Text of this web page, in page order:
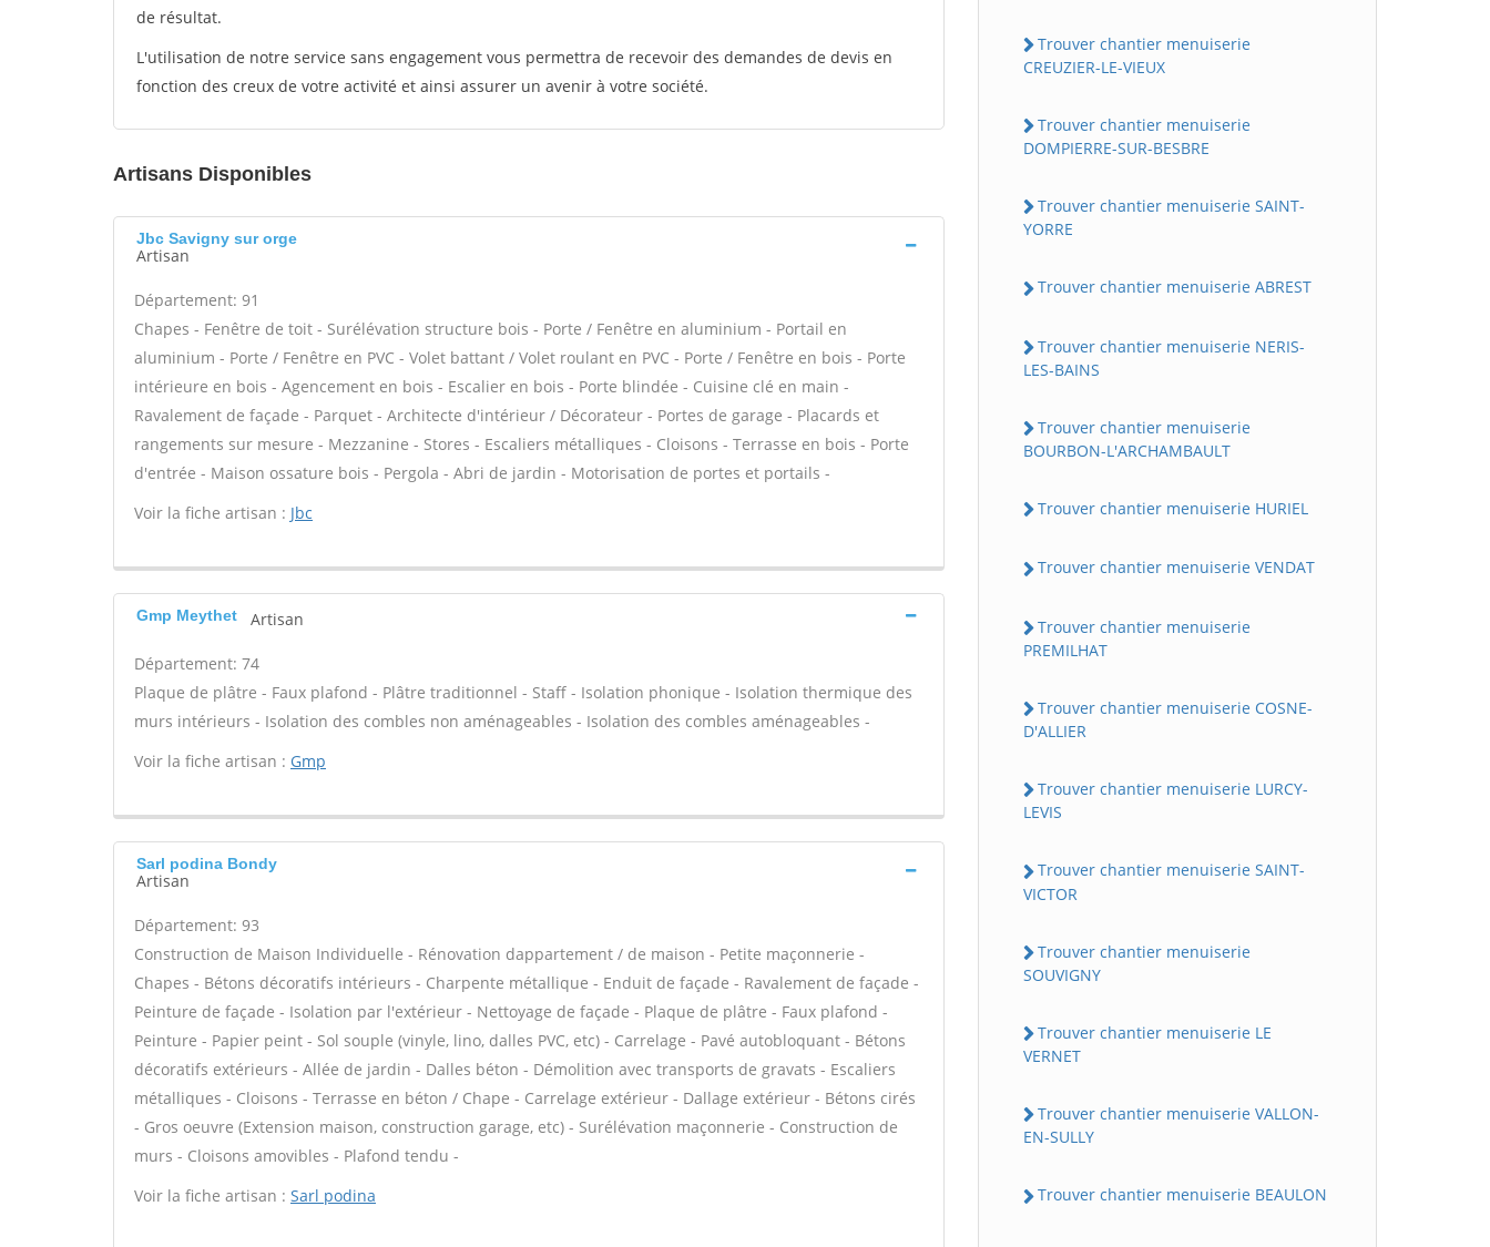
de résultat.
L'utilisation de notre service sans engagement vous permettra de recevoir des demandes de devis en
fonction des creux de votre activité et ainsi assurer un avenir à votre société.
Artisans Disponibles
Jbc Savigny sur orge
Artisan
Département: 91
Chapes - Fenêtre de toit - Surélévation structure bois - Porte / Fenêtre en aluminium - Portail en
aluminium - Porte / Fenêtre en PVC - Volet battant / Volet roulant en PVC - Porte / Fenêtre en bois - Porte
intérieure en bois - Agencement en bois - Escalier en bois - Porte blindée - Cuisine clé en main -
Ravalement de façade - Parquet - Architecte d'intérieur / Décorateur - Portes de garage - Placards et
rangements sur mesure - Mezzanine - Stores - Escaliers métalliques - Cloisons - Terrasse en bois - Porte
d'entrée - Maison ossature bois - Pergola - Abri de jardin - Motorisation de portes et portails -
Voir la fiche artisan : Jbc
Gmp Meythet Artisan
Département: 74
Plaque de plâtre - Faux plafond - Plâtre traditionnel - Staff - Isolation phonique - Isolation thermique des
murs intérieurs - Isolation des combles non aménageables - Isolation des combles aménageables -
Voir la fiche artisan : Gmp
Sarl podina Bondy
Artisan
Département: 93
Construction de Maison Individuelle - Rénovation dappartement / de maison - Petite maçonnerie -
Chapes - Bétons décoratifs intérieurs - Charpente métallique - Enduit de façade - Ravalement de façade -
Peinture de façade - Isolation par l'extérieur - Nettoyage de façade - Plaque de plâtre - Faux plafond -
Peinture - Papier peint - Sol souple (vinyle, lino, dalles PVC, etc) - Carrelage - Pavé autobloquant - Bétons
décoratifs extérieurs - Allée de jardin - Dalles béton - Démolition avec transports de gravats - Escaliers
métalliques - Cloisons - Terrasse en béton / Chape - Carrelage extérieur - Dallage extérieur - Bétons cirés
- Gros oeuvre (Extension maison, construction garage, etc) - Surélévation maçonnerie - Construction de
murs - Cloisons amovibles - Plafond tendu -
Voir la fiche artisan : Sarl podina
Trouver chantier menuiserie
CREUZIER-LE-VIEUX
Trouver chantier menuiserie
DOMPIERRE-SUR-BESBRE
Trouver chantier menuiserie SAINT-
YORRE
Trouver chantier menuiserie ABREST
Trouver chantier menuiserie NERIS-
LES-BAINS
Trouver chantier menuiserie
BOURBON-L'ARCHAMBAULT
Trouver chantier menuiserie HURIEL
Trouver chantier menuiserie VENDAT
Trouver chantier menuiserie
PREMILHAT
Trouver chantier menuiserie COSNE-
D'ALLIER
Trouver chantier menuiserie LURCY-
LEVIS
Trouver chantier menuiserie SAINT-
VICTOR
Trouver chantier menuiserie
SOUVIGNY
Trouver chantier menuiserie LE
VERNET
Trouver chantier menuiserie VALLON-
EN-SULLY
Trouver chantier menuiserie BEAULON